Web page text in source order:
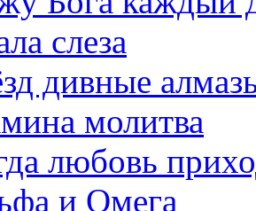
слеза
дивные
молитва
любовь
и Омега